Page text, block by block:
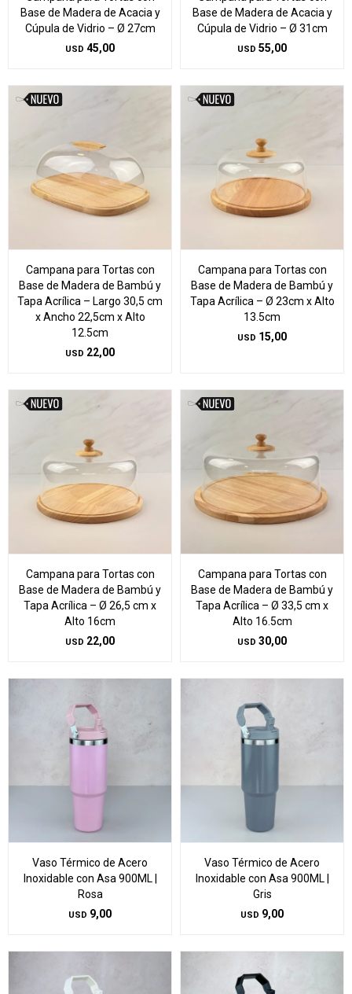
Base de Madera de Acacia y
Cúpula de Vidrio – Ø 27cm
USD 45,00
Base de Madera de Acacia y
Cúpula de Vidrio – Ø 31cm
USD 55,00
Campana para Tortas con
Base de Madera de Bambú y
Tapa Acrílica – Largo 30,5 cm
x Ancho 22,5cm x Alto
12.5cm
USD 22,00
Campana para Tortas con
Base de Madera de Bambú y
Tapa Acrílica – Ø 23cm x Alto
13.5cm
USD 15,00
Campana para Tortas con
Base de Madera de Bambú y
Tapa Acrílica – Ø 26,5 cm x
Alto 16cm
USD 22,00
Campana para Tortas con
Base de Madera de Bambú y
Tapa Acrílica – Ø 33,5 cm x
Alto 16.5cm
USD 30,00
Vaso Térmico de Acero
Inoxidable con Asa 900ML |
Rosa
USD 9,00
Vaso Térmico de Acero
Inoxidable con Asa 900ML |
Gris
USD 9,00